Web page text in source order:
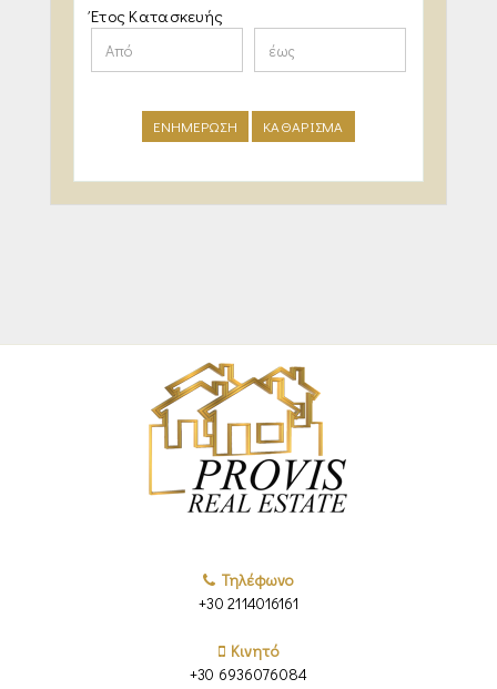
Έτος Κατασκευής
ΕΝΗΜΕΡΩΣΗ ΚΑΘΑΡΙΣΜΑ
Τηλέφωνο
+30 2114016161
Κινητό
+30 6936076084